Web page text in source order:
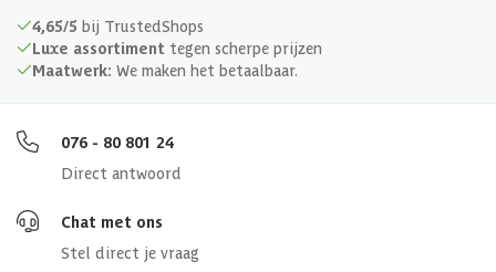
4,65/5 bij TrustedShops
Luxe assortiment tegen scherpe prijzen
Maatwerk: We maken het betaalbaar.
076 - 80 801 24
Direct antwoord
Chat met ons
Stel direct je vraag